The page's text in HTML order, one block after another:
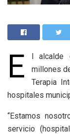
E
l alcalde
millones
Terapia
hospitales
“Estamos
servicio